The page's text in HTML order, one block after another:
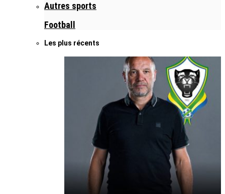
Autres sports
Football
Les plus récents